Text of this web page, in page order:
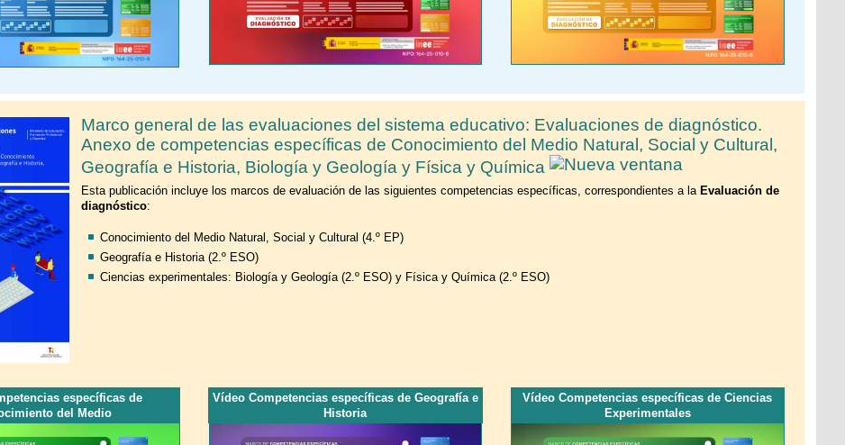
Marco general de las evaluaciones del sistema educativo: Evaluaciones de diagnóstico.
Anexo de competencias específicas de Conocimiento del Medio Natural, Social y Cultural,
Geografía e Historia, Biología y Geología y Física y Química
Esta publicación incluye los marcos de evaluación de las siguientes competencias específicas, correspondientes a la Evaluación de
diagnóstico:
Conocimiento del Medio Natural, Social y Cultural (4.º EP)
Geografía e Historia (2.º ESO)
Ciencias experimentales: Biología y Geología (2.º ESO) y Física y Química (2.º ESO)
específicas de
del Medio
Vídeo Competencias específicas de Geografía e
Historia
Vídeo Competencias específicas de Ciencias
Experimentales